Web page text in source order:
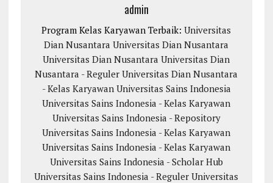
admin
Program Kelas Karyawan Terbaik:Universitas
Dian Nusantara Universitas Dian Nusantara
Universitas Dian Nusantara Universitas Dian
Nusantara - Reguler Universitas Dian Nusantara
- Kelas Karyawan Universitas Sains Indonesia
Universitas Sains Indonesia - Kelas Karyawan
Universitas Sains Indonesia - Repository
Universitas Sains Indonesia - Kelas Karyawan
Universitas Sains Indonesia - Kelas Karyawan
Universitas Sains Indonesia - Scholar Hub
Universitas Sains Indonesia - Reguler Universitas